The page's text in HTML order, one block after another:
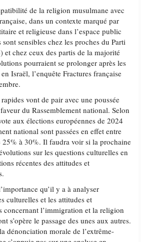
de la religion musulmane avec
dans un contexte marqué par
et religieuse dans l’espace public
sensibles chez les proches du Parti
et chez ceux des partis de la majorité
pourraient se prolonger après les
Israël, l’enquête Fractures française
vont de pair avec une poussée
du Rassemblement national. Selon
aux élections européennes de 2024
national sont passées en effet entre
25% à 30%. Il faudra voir si la prochaine
sur les questions culturelles en
récentes des attitudes et
qu’il y a à analyser
culturelles et les attitudes et
concernant l’immigration et la religion
s’opère le passage des unes aux autres.
dénonciation morale de l’extrême-